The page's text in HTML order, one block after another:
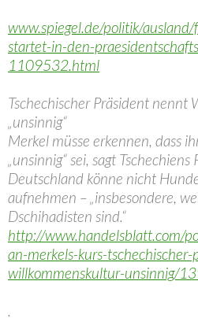
www.spiegel.de/politik/
startet-in-den-
1109532.html
Tschechischer Präsident nennt
„unsinnig“
Merkel müsse erkennen, dass
„unsinnig“ sei, sagt
Deutschland könne nicht
aufnehmen – „insbesondere,
Dschihadisten sind.“
http://www.handelsblatt.com/
an-merkels-kurs-
willkommenskultur-unsinnig/
.